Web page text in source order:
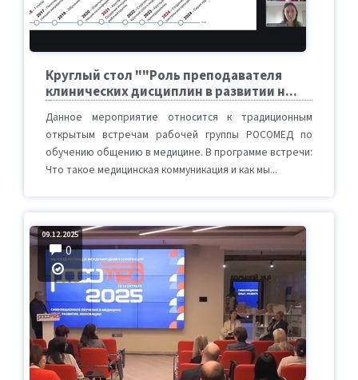
Круглый стол ""Роль преподавателя
клинических дисциплин в развитии н...
Данное мероприятие относится к традиционным
открытым встречам рабочей группы РОСОМЕД по
обучению общению в медицине. В программе встречи:
Что такое медицинская коммуникация и как мы...
09.12.2025
0